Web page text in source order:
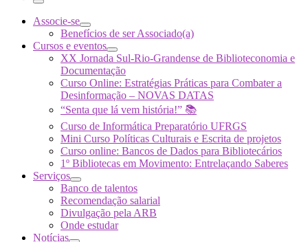
Menu
Associe-se
Benefícios de ser Associado(a)
Cursos e eventos
XX Jornada Sul-Rio-Grandense de Biblioteconomia e
Documentação
Curso Online: Estratégias Práticas para Combater a
Desinformação – NOVAS DATAS
“Senta que lá vem história!” 📚
Curso de Informática Preparatório UFRGS
Mini Curso Políticas Culturais e Escrita de projetos
Curso online: Bancos de Dados para Bibliotecários
1º Bibliotecas em Movimento: Entrelaçando Saberes
Serviços
Banco de talentos
Recomendação salarial
Divulgação pela ARB
Onde estudar
Notícias